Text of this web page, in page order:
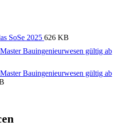
SoSe 2025 626 KB
Bauingenieurwesen gültig ab
Bauingenieurwesen gültig ab